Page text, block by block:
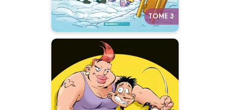
TOME 3
Ma sœur & mon
beau-frère - Sellig